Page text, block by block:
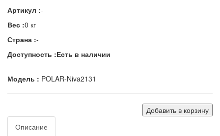
Артикул :-
Вес :0 кг
Страна :-
Доступность :Есть в наличии
Модель : POLAR-Niva2131
Добавить в корзину
Описание